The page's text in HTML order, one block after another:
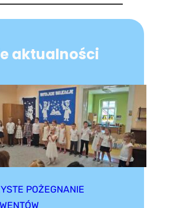
aktualności
POŻEGNANIE